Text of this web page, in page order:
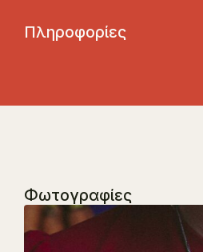
Πληροφορίες
Φωτογραφίες